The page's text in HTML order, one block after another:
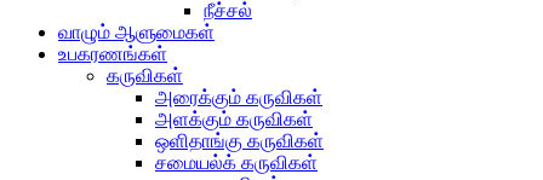
நீச்சல்
வாழும் ஆளுமைகள்
உபகரணங்கள்
கருவிகள்
அரைக்கும் கருவிகள்
அளக்கும் கருவிகள்
ஒளிதாங்கு கருவிகள்
சமையல்க் கருவிகள்